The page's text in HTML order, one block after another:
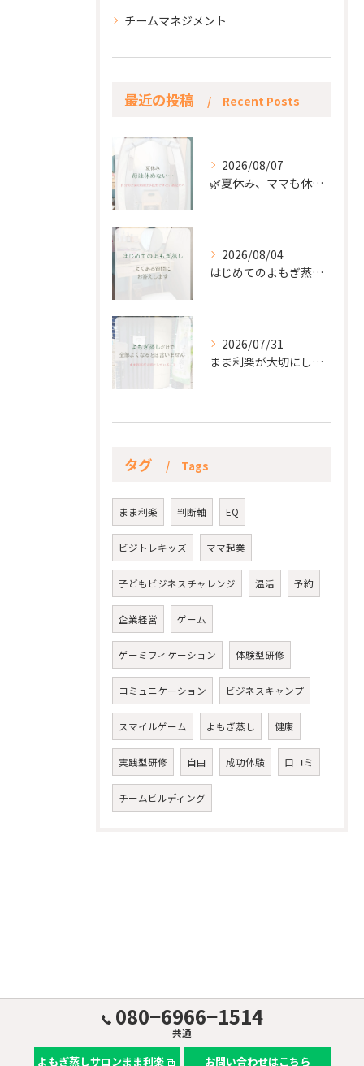
チームマネジメント
最近の投稿 Recent Posts
2026/08/07
🌿夏休み、ママも休もう🌿
2026/08/04
はじめてのよもぎ蒸し。
2026/07/31
まま利楽が大切にしていること✨
タグ Tags
まま利楽 判断軸 EQ
ビジトレキッズ ママ起業
子どもビジネスチャレンジ 温活 予約
企業経営 ゲーム
ゲーミフィケーション 体験型研修
コミュニケーション ビジネスキャンプ
スマイルゲーム よもぎ蒸し 健康
実践型研修 自由 成功体験 口コミ
チームビルディング
080−6966−1514
共通
よもぎ蒸しサロンまま利楽 お問い合わせはこちら